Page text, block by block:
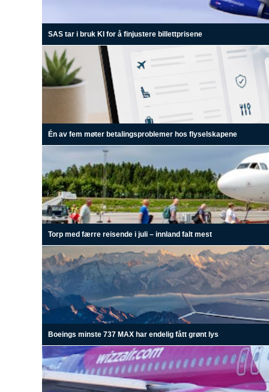
SAS tar i bruk KI for å finjustere billettprisene
Én av fem møter betalingsproblemer hos flyselskapene
Torp med færre reisende i juli – innland falt mest
Boeings minste 737 MAX har endelig fått grønt lys